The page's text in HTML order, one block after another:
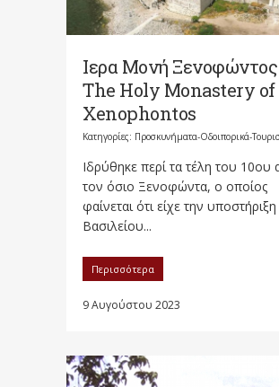
Ιερα Μονή
The Holy Monastery of
Xenophontos
Κατηγορίες: Προσκυνήματα-Οδοιπορικά-
Ιδρύθηκε περί τα τέλη του 10ου
τον όσιο Ξενοφώντα, ο οποίος
φαίνεται ότι είχε την
Βασιλείου...
Περισσότερα
9 Αυγούστου 2023